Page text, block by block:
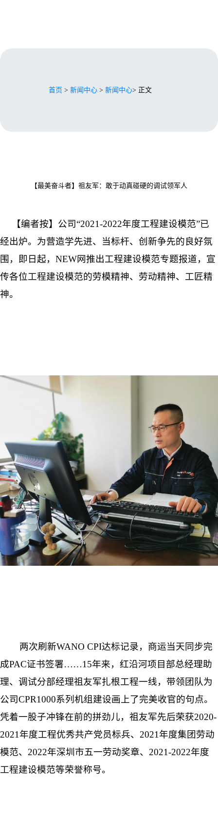
首页 > 新闻中心 > 新闻中心> 正文
【最美奋斗者】祖友军：敢于动真碰硬的调试领军人
【编者按】公司“2021-2022年度工程建设模范”已
经出炉。为营造学先进、当标杆、创新争先的良好氛
围，即日起，NEW网推出工程建设模范专题报道，宣
传各位工程建设模范的劳模精神、劳动精神、工匠精
神。
两次刷新WANO CPI达标记录，商运当天同步完
成PAC证书签署……15年来，红沿河项目部总经理助
理、调试分部经理祖友军扎根工程一线，带领团队为
公司CPR1000系列机组建设画上了完美收官的句点。
凭着一股子冲锋在前的拼劲儿，祖友军先后荣获2020-
2021年度工程优秀共产党员标兵、2021年度集团劳动
模范、2022年深圳市五一劳动奖章、2021-2022年度
工程建设模范等荣誉称号。